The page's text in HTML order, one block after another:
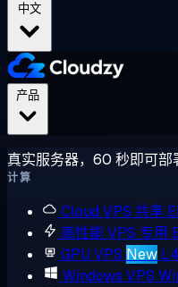
中文
真实服务器，60 秒即可部
计算
Cloud VPS 共享
高性能 VPS 专用
GPU VPS New
Windows VPS